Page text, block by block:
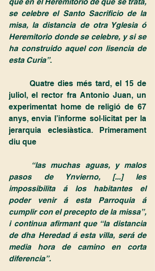
se celebre el Santo Sacrificio de la
misa, la distancia de otra Yglesia ó
Heremitorio donde se celebre, y si se
ha construido aquel con lisencia de
esta Curia”.
juliol, el rector fra Antonio Juan, un
experimentat home de religió de 67
anys, envia l’informe sol·licitat per la
jerarquia eclesiàstica. Primerament
diu que
“las muchas aguas, y malos
pasos de Ynvierno, [...] les
impossibilita á los habitantes el
poder venir á esta Parroquia á
cumplir con el precepto de la missa”,
i continua afirmant que “la distancia
de dha Heredad á esta villa, será de
media hora de camino en corta
diferencia”.